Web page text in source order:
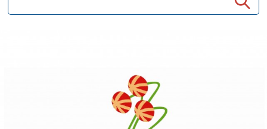
Activités à distance
Appels d'offres du secteur culturel
Plan de Développement Global
Bulletin Le FrancoTNL